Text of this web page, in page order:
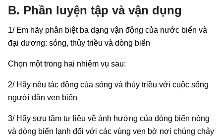
B. Phần luyện tập và vận dụng
1/ Em hãy phân biệt ba dạng vận động của nước biển và
đại dương: sóng, thủy triều và dòng biển
Chọn một trong hai nhiệm vụ sau:
2/ Hãy nêu tác động của sóng và thủy triều với cuộc sống
người dân ven biển
3/ Hãy sưu tầm tư liệu về ảnh hưởng của dòng biển nóng
và dòng biển lạnh đối với các vùng ven bờ nơi chúng chảy